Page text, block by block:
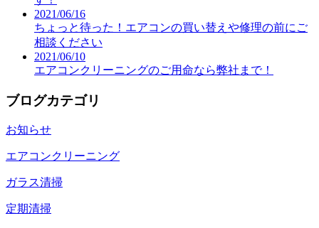
2021/06/16
ちょっと待った！エアコンの買い替えや修理の前にご
相談ください
2021/06/10
エアコンクリーニングのご用命なら弊社まで！
ブログカテゴリ
お知らせ
エアコンクリーニング
ガラス清掃
定期清掃